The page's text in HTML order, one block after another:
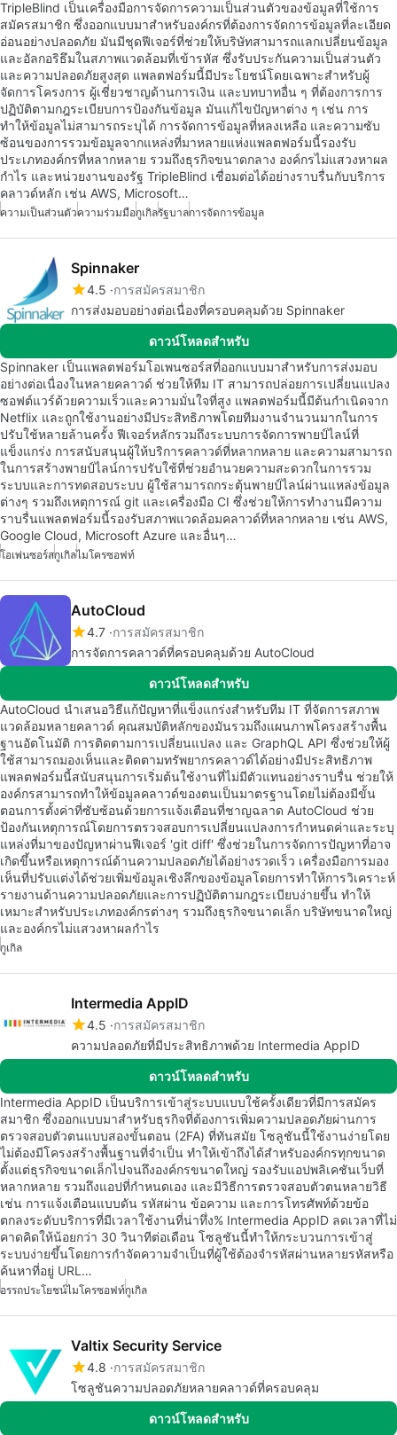
TripleBlind เป็นเครื่องมือการจัดการความเป็นส่วนตัวของข้อมูลที่ใช้การ
สมัครสมาชิก ซึ่งออกแบบมาสำหรับองค์กรที่ต้องการจัดการข้อมูลที่ละเอียด
อ่อนอย่างปลอดภัย มันมีชุดฟีเจอร์ที่ช่วยให้บริษัทสามารถแลกเปลี่ยนข้อมูล
และอัลกอริธึมในสภาพแวดล้อมที่เข้ารหัส ซึ่งรับประกันความเป็นส่วนตัว
และความปลอดภัยสูงสุด แพลตฟอร์มนี้มีประโยชน์โดยเฉพาะสำหรับผู้
จัดการโครงการ ผู้เชี่ยวชาญด้านการเงิน และบทบาทอื่น ๆ ที่ต้องการการ
ปฏิบัติตามกฎระเบียบการป้องกันข้อมูล มันแก้ไขปัญหาต่าง ๆ เช่น การ
ทำให้ข้อมูลไม่สามารถระบุได้ การจัดการข้อมูลที่หลงเหลือ และความซับ
ซ้อนของการรวมข้อมูลจากแหล่งที่มาหลายแห่งแพลตฟอร์มนี้รองรับ
ประเภทองค์กรที่หลากหลาย รวมถึงธุรกิจขนาดกลาง องค์กรไม่แสวงหาผล
กำไร และหน่วยงานของรัฐ TripleBlind เชื่อมต่อได้อย่างราบรื่นกับบริการ
คลาวด์หลัก เช่น AWS, Microsoft…
ความเป็นส่วนตัวความร่วมมือกูเกิลรัฐบาลการจัดการข้อมูล
Spinnaker
4.5 การสมัครสมาชิก
การส่งมอบอย่างต่อเนื่องที่ครอบคลุมด้วย Spinnaker
ดาวน์โหลดสำหรับ
Spinnaker เป็นแพลตฟอร์มโอเพนซอร์สที่ออกแบบมาสำหรับการส่งมอบ
อย่างต่อเนื่องในหลายคลาวด์ ช่วยให้ทีม IT สามารถปล่อยการเปลี่ยนแปลง
ซอฟต์แวร์ด้วยความเร็วและความมั่นใจที่สูง แพลตฟอร์มนี้มีต้นกำเนิดจาก
Netflix และถูกใช้งานอย่างมีประสิทธิภาพโดยทีมงานจำนวนมากในการ
ปรับใช้หลายล้านครั้ง ฟีเจอร์หลักรวมถึงระบบการจัดการพายป์ไลน์ที่
แข็งแกร่ง การสนับสนุนผู้ให้บริการคลาวด์ที่หลากหลาย และความสามารถ
ในการสร้างพายป์ไลน์การปรับใช้ที่ช่วยอำนวยความสะดวกในการรวม
ระบบและการทดสอบระบบ ผู้ใช้สามารถกระตุ้นพายป์ไลน์ผ่านแหล่งข้อมูล
ต่างๆ รวมถึงเหตุการณ์ git และเครื่องมือ CI ซึ่งช่วยให้การทำงานมีความ
ราบรื่นแพลตฟอร์มนี้รองรับสภาพแวดล้อมคลาวด์ที่หลากหลาย เช่น AWS,
Google Cloud, Microsoft Azure และอื่นๆ…
โอเพ่นซอร์สกูเกิลไมโครซอฟท์
AutoCloud
4.7 การสมัครสมาชิก
การจัดการคลาวด์ที่ครอบคลุมด้วย AutoCloud
ดาวน์โหลดสำหรับ
AutoCloud นำเสนอวิธีแก้ปัญหาที่แข็งแกร่งสำหรับทีม IT ที่จัดการสภาพ
แวดล้อมหลายคลาวด์ คุณสมบัติหลักของมันรวมถึงแผนภาพโครงสร้างพื้น
ฐานอัตโนมัติ การติดตามการเปลี่ยนแปลง และ GraphQL API ซึ่งช่วยให้ผู้
ใช้สามารถมองเห็นและติดตามทรัพยากรคลาวด์ได้อย่างมีประสิทธิภาพ
แพลตฟอร์มนี้สนับสนุนการเริ่มต้นใช้งานที่ไม่มีตัวแทนอย่างราบรื่น ช่วยให้
องค์กรสามารถทำให้ข้อมูลคลาวด์ของตนเป็นมาตรฐานโดยไม่ต้องมีขั้น
ตอนการตั้งค่าที่ซับซ้อนด้วยการแจ้งเตือนที่ชาญฉลาด AutoCloud ช่วย
ป้องกันเหตุการณ์โดยการตรวจสอบการเปลี่ยนแปลงการกำหนดค่าและระบุ
แหล่งที่มาของปัญหาผ่านฟีเจอร์ 'git diff' ซึ่งช่วยในการจัดการปัญหาที่อาจ
เกิดขึ้นหรือเหตุการณ์ด้านความปลอดภัยได้อย่างรวดเร็ว เครื่องมือการมอง
เห็นที่ปรับแต่งได้ช่วยเพิ่มข้อมูลเชิงลึกของข้อมูลโดยการทำให้การวิเคราะห์
รายงานด้านความปลอดภัยและการปฏิบัติตามกฎระเบียบง่ายขึ้น ทำให้
เหมาะสำหรับประเภทองค์กรต่างๆ รวมถึงธุรกิจขนาดเล็ก บริษัทขนาดใหญ่
และองค์กรไม่แสวงหาผลกำไร
กูเกิล
Intermedia AppID
4.5 การสมัครสมาชิก
ความปลอดภัยที่มีประสิทธิภาพด้วย Intermedia AppID
ดาวน์โหลดสำหรับ
Intermedia AppID เป็นบริการเข้าสู่ระบบแบบใช้ครั้งเดียวที่มีการสมัคร
สมาชิก ซึ่งออกแบบมาสำหรับธุรกิจที่ต้องการเพิ่มความปลอดภัยผ่านการ
ตรวจสอบตัวตนแบบสองขั้นตอน (2FA) ที่ทันสมัย โซลูชันนี้ใช้งานง่ายโดย
ไม่ต้องมีโครงสร้างพื้นฐานที่จำเป็น ทำให้เข้าถึงได้สำหรับองค์กรทุกขนาด
ตั้งแต่ธุรกิจขนาดเล็กไปจนถึงองค์กรขนาดใหญ่ รองรับแอปพลิเคชันเว็บที่
หลากหลาย รวมถึงแอปที่กำหนดเอง และมีวิธีการตรวจสอบตัวตนหลายวิธี
เช่น การแจ้งเตือนแบบดัน รหัสผ่าน ข้อความ และการโทรศัพท์ด้วยข้อ
ตกลงระดับบริการที่มีเวลาใช้งานที่น่าทึ่ง% Intermedia AppID ลดเวลาที่ไม่
คาดคิดให้น้อยกว่า 30 วินาทีต่อเดือน โซลูชันนี้ทำให้กระบวนการเข้าสู่
ระบบง่ายขึ้นโดยการกำจัดความจำเป็นที่ผู้ใช้ต้องจำรหัสผ่านหลายรหัสหรือ
ค้นหาที่อยู่ URL…
อรรถประโยชน์ไมโครซอฟท์กูเกิล
Valtix Security Service
4.8 การสมัครสมาชิก
โซลูชันความปลอดภัยหลายคลาวด์ที่ครอบคลุม
ดาวน์โหลดสำหรับ